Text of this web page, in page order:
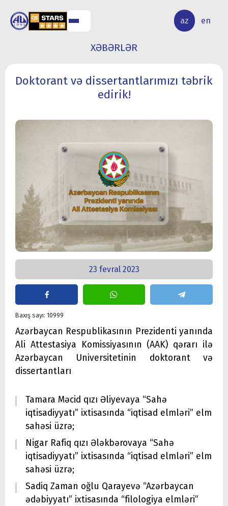
az en
ELMİ
TƏDQİQAT
XƏBƏRLƏR
Doktorant və dissertantlarımızı təbrik
edirik!
23 fevral 2023
Baxış sayı: 10999
Azərbaycan Respublikasının Prezidenti yanında
Ali Attestasiya Komissiyasının (AAK) qərarı ilə
Azərbaycan Universitetinin doktorant və
dissertantları
Tamara Məcid qızı Əliyevaya “Sahə
iqtisadiyyatı” ixtisasında “iqtisad elmləri” elm
sahəsi üzrə;
Nigar Rafiq qızı Ələkbərovaya “Sahə
iqtisadiyyatı” ixtisasında “iqtisad elmləri” elm
sahəsi üzrə;
Sadiq Zaman oğlu Qarayevə “Azərbaycan
ədəbiyyatı” ixtisasında “filologiya elmləri”